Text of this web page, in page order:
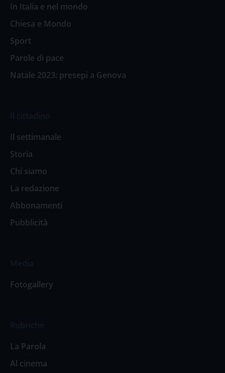
In Italia e nel mondo
Chiesa e Mondo
Sport
Parole di pace
Natale 2023: presepi a Genova
Il settimanale
Storia
Chi siamo
La redazione
Abbonamenti
Pubblicità
Fotogallery
La Parola
Al cinema